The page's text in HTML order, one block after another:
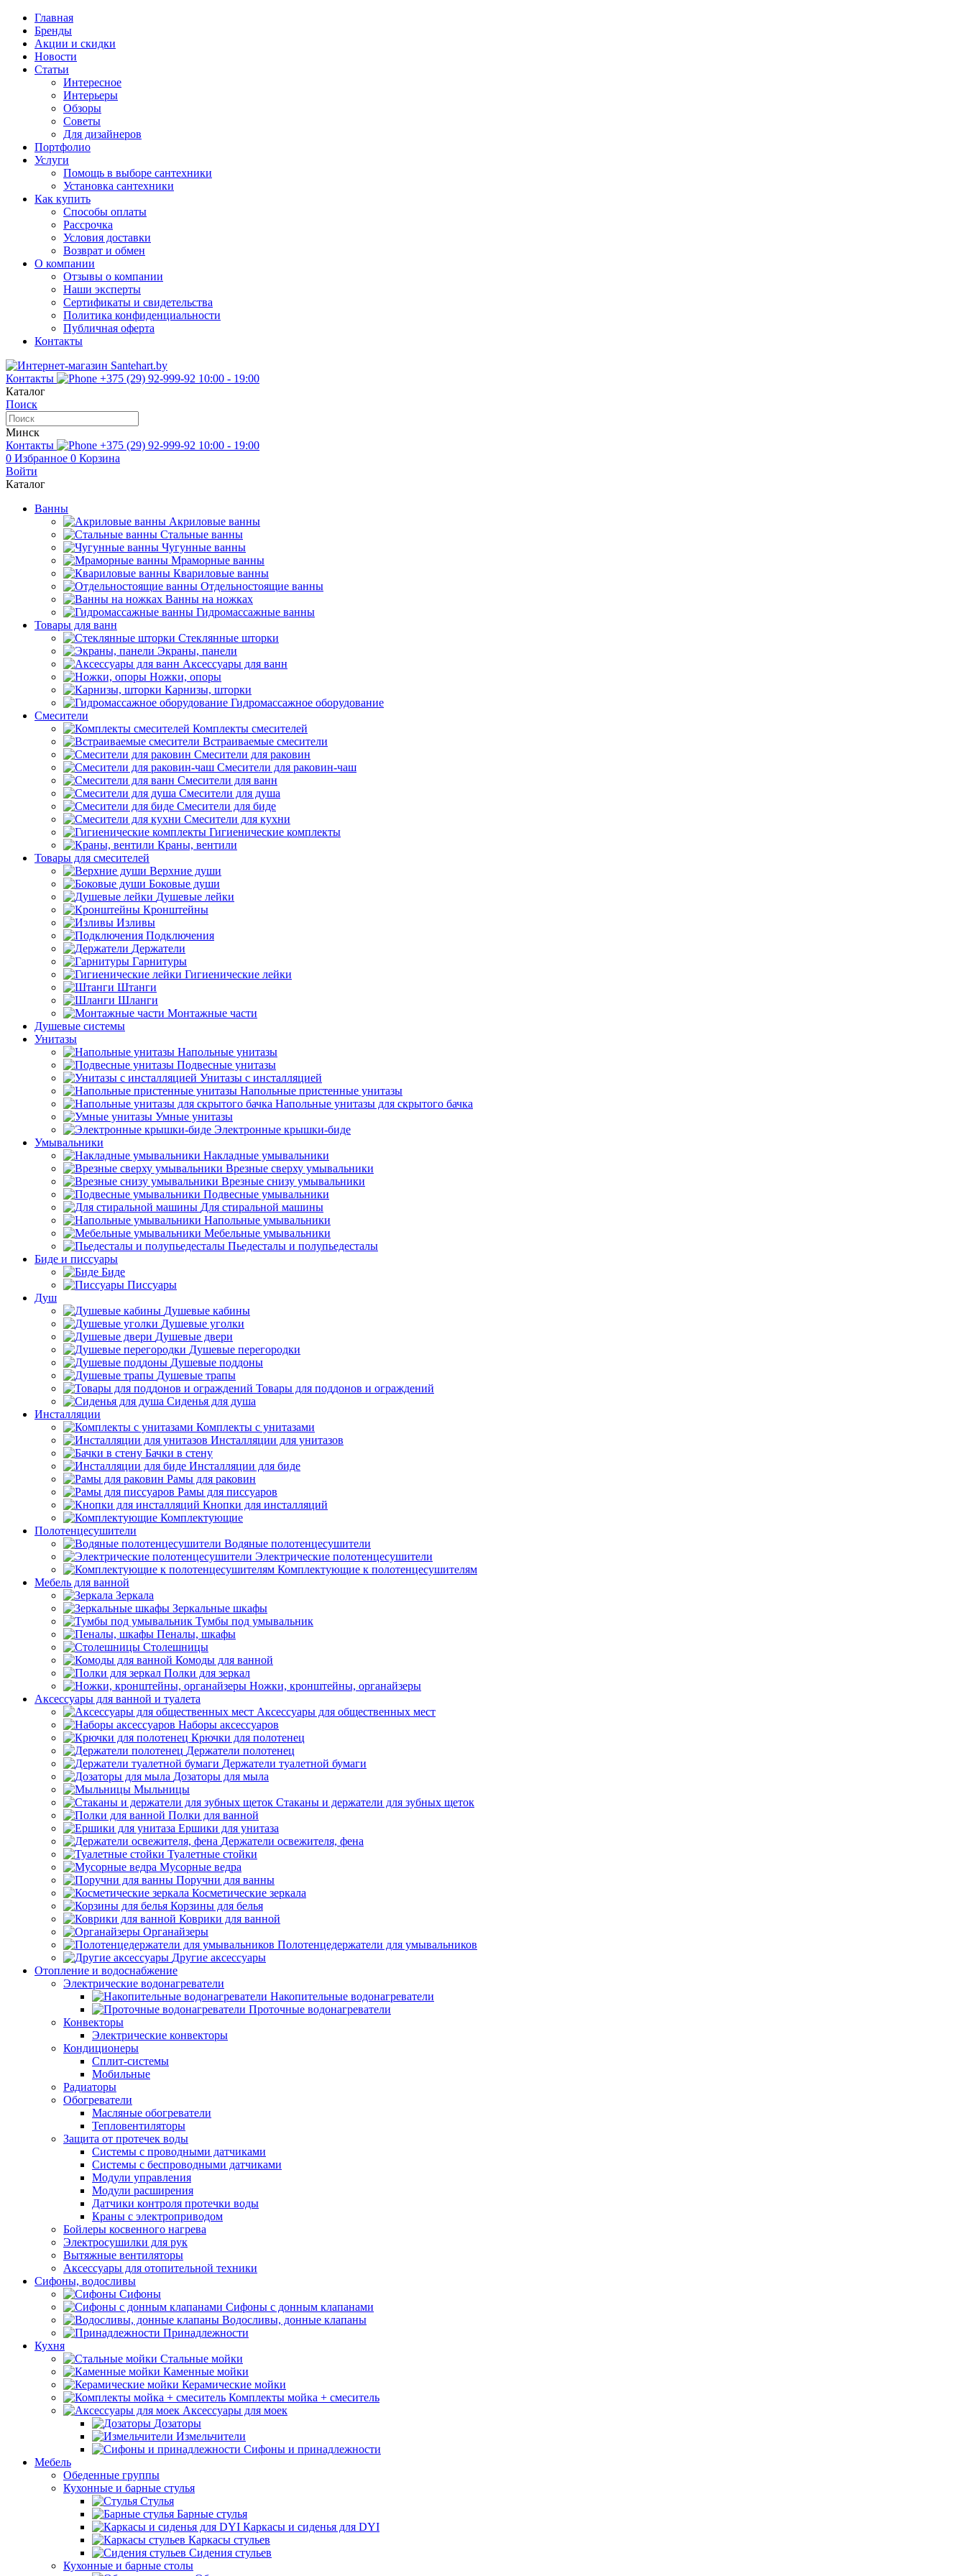
Главная
Бренды
Акции и скидки
Новости
Статьи
Интересное
Интерьеры
Обзоры
Советы
Для дизайнеров
Портфолио
Услуги
Помощь в выборе сантехники
Установка сантехники
Как купить
Способы оплаты
Рассрочка
Условия доставки
Возврат и обмен
О компании
Отзывы о компании
Наши эксперты
Сертификаты и свидетельства
Политика конфиденциальности
Публичная оферта
Контакты
Контакты +375 (29) 92-999-92 10:00 - 19:00
Каталог
Поиск
Минск
Контакты
+375 (29) 92-999-92 10:00 - 19:00
0 Избранное 0 Корзина
Войти
Каталог
Ванны
Акриловые ванны
Стальные ванны
Чугунные ванны
Мраморные ванны
Квариловые ванны
Отдельностоящие ванны
Ванны на ножках
Гидромассажные ванны
Товары для ванн
Стеклянные шторки
Экраны, панели
Аксессуары для ванн
Ножки, опоры
Карнизы, шторки
Гидромассажное оборудование
Смесители
Комплекты смесителей
Встраиваемые смесители
Смесители для раковин
Смесители для раковин-чаш
Смесители для ванн
Смесители для душа
Смесители для биде
Смесители для кухни
Гигиенические комплекты
Краны, вентили
Товары для смесителей
Верхние души
Боковые души
Душевые лейки
Кронштейны
Изливы
Подключения
Держатели
Гарнитуры
Гигиенические лейки
Штанги
Шланги
Монтажные части
Душевые системы
Унитазы
Напольные унитазы
Подвесные унитазы
Унитазы с инсталляцией
Напольные пристенные унитазы
Напольные унитазы для скрытого бачка
Умные унитазы
Электронные крышки-биде
Умывальники
Накладные умывальники
Врезные сверху умывальники
Врезные снизу умывальники
Подвесные умывальники
Для стиральной машины
Напольные умывальники
Мебельные умывальники
Пьедесталы и полупьедесталы
Биде и писсуары
Биде
Писсуары
Душ
Душевые кабины
Душевые уголки
Душевые двери
Душевые перегородки
Душевые поддоны
Душевые трапы
Товары для поддонов и ограждений
Сиденья для душа
Инсталляции
Комплекты с унитазами
Инсталляции для унитазов
Бачки в стену
Инсталляции для биде
Рамы для раковин
Рамы для писсуаров
Кнопки для инсталляций
Комплектующие
Полотенцесушители
Водяные полотенцесушители
Электрические полотенцесушители
Комплектующие к полотенцесушителям
Мебель для ванной
Зеркала
Зеркальные шкафы
Тумбы под умывальник
Пеналы, шкафы
Столешницы
Комоды для ванной
Полки для зеркал
Ножки, кронштейны, органайзеры
Аксессуары для ванной и туалета
Аксессуары для общественных мест
Наборы аксессуаров
Крючки для полотенец
Держатели полотенец
Держатели туалетной бумаги
Дозаторы для мыла
Мыльницы
Стаканы и держатели для зубных щеток
Полки для ванной
Ершики для унитаза
Держатели освежителя, фена
Туалетные стойки
Мусорные ведра
Поручни для ванны
Косметические зеркала
Корзины для белья
Коврики для ванной
Органайзеры
Полотенцедержатели для умывальников
Другие аксессуары
Отопление и водоснабжение
Электрические водонагреватели
Накопительные водонагреватели
Проточные водонагреватели
Конвекторы
Электрические конвекторы
Кондиционеры
Сплит-системы
Мобильные
Радиаторы
Обогреватели
Масляные обогреватели
Тепловентиляторы
Защита от протечек воды
Системы с проводными датчиками
Системы с беспроводными датчиками
Модули управления
Модули расширения
Датчики контроля протечки воды
Краны с электроприводом
Бойлеры косвенного нагрева
Электросушилки для рук
Вытяжные вентиляторы
Аксессуары для отопительной техники
Сифоны, водосливы
Сифоны
Сифоны с донным клапанами
Водосливы, донные клапаны
Принадлежности
Кухня
Стальные мойки
Каменные мойки
Керамические мойки
Комплекты мойка + смеситель
Аксессуары для моек
Дозаторы
Измельчители
Сифоны и принадлежности
Мебель
Обеденные группы
Кухонные и барные стулья
Стулья
Барные стулья
Каркасы и сиденья для DYI
Каркасы стульев
Сидения стульев
Кухонные и барные столы